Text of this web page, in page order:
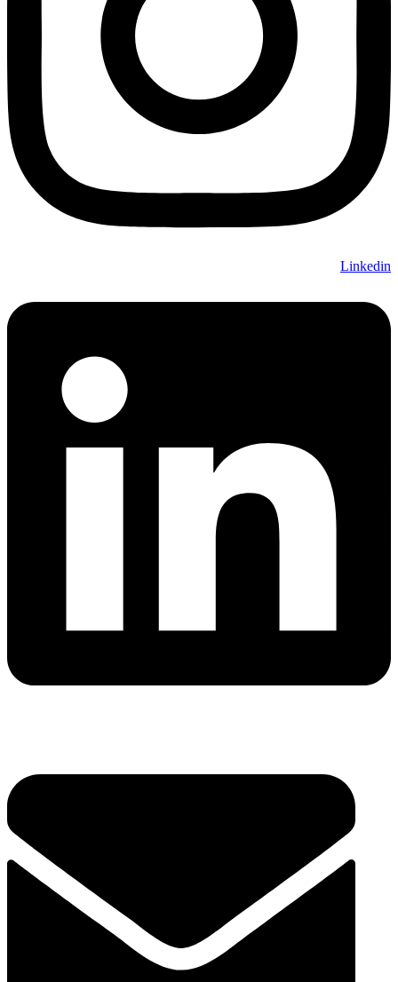
Linkedin